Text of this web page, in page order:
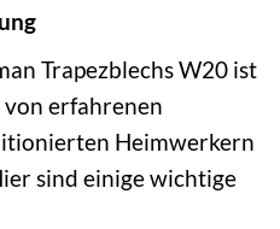
Trapezblechs W20 ist
von erfahrenen
Heimwerkern
sind einige wichtige